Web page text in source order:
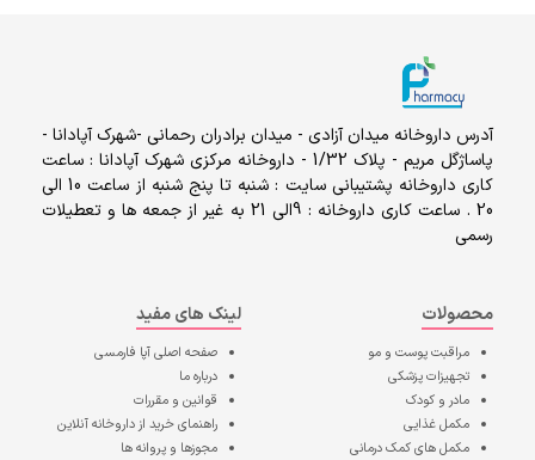
آدرس داروخانه میدان آزادی - میدان برادران رحمانی -شهرک آپادانا -
پاساژگل مریم - پلاک 1/32 - داروخانه مرکزی شهرک آپادانا : ساعت
کاری داروخانه پشتیبانی سایت : شنبه تا پنج شنبه از ساعت 10 الی
20 . ساعت کاری داروخانه : 9الی 21 به غیر از جمعه ها و تعطیلات
رسمی
محصولات
مراقبت پوست و مو
تجهیزات پزشکی
مادر و کودک
مکمل غذایی
مکمل های کمک درمانی
لینک های مفید
صفحه اصلیآپا فارمسی
درباره ما
قوانین و مقررات
راهنمای خرید از داروخانه آنلاین
مجوزها و پروانه ها